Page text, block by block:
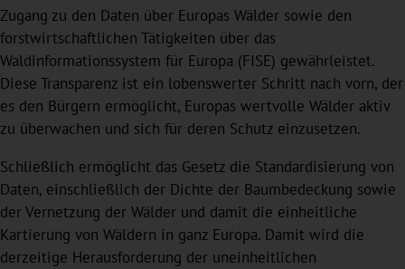
Zugang zu den Daten über Europas Wälder sowie den
forstwirtschaftlichen Tätigkeiten über das
Waldinformationssystem für Europa (FISE) gewährleistet.
Diese Transparenz ist ein lobenswerter Schritt nach vorn, der
es den Bürgern ermöglicht, Europas wertvolle Wälder aktiv
zu überwachen und sich für deren Schutz einzusetzen.
Schließlich ermöglicht das Gesetz die Standardisierung von
Daten, einschließlich der Dichte der Baumbedeckung sowie
der Vernetzung der Wälder und damit die einheitliche
Kartierung von Wäldern in ganz Europa. Damit wird die
derzeitige Herausforderung der uneinheitlichen